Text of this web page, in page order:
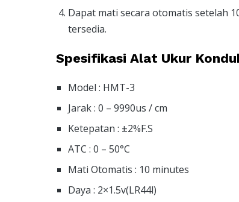
Dapat mati secara otomatis setelah
tersedia.
Spesifikasi Alat Ukur
Model : HMT-3
Jarak : 0 – 9990us / cm
Ketepatan : ±2%F.S
ATC : 0 – 50°C
Mati Otomatis : 10 minutes
Daya : 2×1.5v(LR44l)